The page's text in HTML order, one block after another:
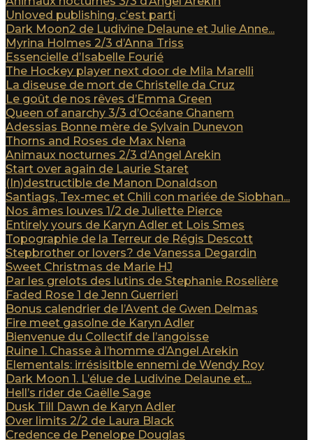
Unloved publishing, c’est parti
Dark Moon2 de Ludivine Delaune et Julie Anne...
Myrina Holmes 2/3 d’Anna Triss
Essencielle d’Isabelle Fourié
The Hockey player next door de Mila Marelli
La diseuse de mort de Christelle da Cruz
Le goût de nos rêves d’Emma Green
Queen of anarchy 3/3 d’Océane Ghanem
Adessias Bonne mère de Sylvain Dunevon
Thorns and Roses de Max Nena
Animaux nocturnes 2/3 d’Angel Arekin
Start over again de Laurie Staret
(In)destructible de Manon Donaldson
Santiags, Tex-mec et Chili con mariée de Siobhan...
Nos âmes louves 1/2 de Juliette Pierce
Entirely yours de Karyn Adler et Lois Smes
Topographie de la Terreur de Régis Descott
Stepbrother or lovers? de Vanessa Degardin
Sweet Christmas de Marie HJ
Par les grelots des lutins de Stephanie Roselière
Faded Rose 1 de Jenn Guerrieri
Bonus calendrier de l’Avent de Gwen Delmas
Fire meet gasolne de Karyn Adler
Bienvenue du Collectif de l’angoisse
Ruine 1. Chasse à l’homme d’Angel Arekin
Elementals: irrésisitble ennemi de Wendy Roy
Dark Moon 1. L’élue de Ludivine Delaune et...
Hell’s rider de Gaëlle Sage
Dusk Till Dawn de Karyn Adler
Over limits 2/2 de Laura Black
Credence de Penelope Douglas